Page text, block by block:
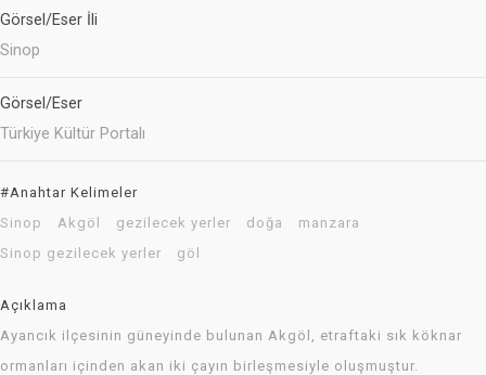
Görsel/Eser İli
Sinop
Görsel/Eser
Türkiye Kültür Portalı
#Anahtar Kelimeler
Sinop
Akgöl gezilecek yerler doğa
manzara
Sinop gezilecek yerler
göl
Açıklama
Ayancık ilçesinin güneyinde bulunan Akgöl, etraftaki sık köknar
ormanları içinden akan iki çayın birleşmesiyle oluşmuştur.